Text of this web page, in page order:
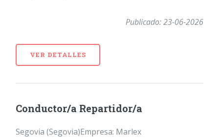
Publicado: 23-06-2026
VER DETALLES
Conductor/a Repartidor/a
Segovia (Segovia)Empresa: Marlex